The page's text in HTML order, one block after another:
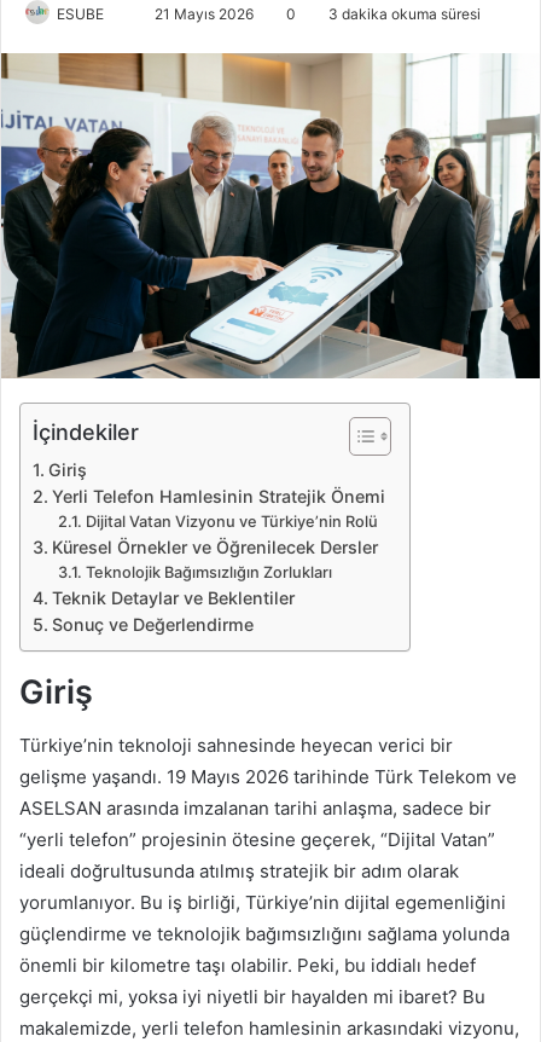
ESUBE
-
p
o
s
n
e
k
21 Mayıs 2026 0 3 dakika okuma süresi
İçindekiler
Giriş
Yerli Telefon Hamlesinin Stratejik Önemi
Dijital Vatan Vizyonu ve Türkiye’nin Rolü
Küresel Örnekler ve Öğrenilecek Dersler
Teknolojik Bağımsızlığın Zorlukları
Teknik Detaylar ve Beklentiler
Sonuç ve Değerlendirme
Giriş
Türkiye’nin teknoloji sahnesinde heyecan verici bir
gelişme yaşandı. 19 Mayıs 2026 tarihinde Türk Telekom ve
ASELSAN arasında imzalanan tarihi anlaşma, sadece bir
“yerli telefon” projesinin ötesine geçerek, “Dijital Vatan”
ideali doğrultusunda atılmış stratejik bir adım olarak
yorumlanıyor. Bu iş birliği, Türkiye’nin dijital egemenliğini
güçlendirme ve teknolojik bağımsızlığını sağlama yolunda
önemli bir kilometre taşı olabilir. Peki, bu iddialı hedef
gerçekçi mi, yoksa iyi niyetli bir hayalden mi ibaret? Bu
makalemizde, yerli telefon hamlesinin arkasındaki vizyonu,